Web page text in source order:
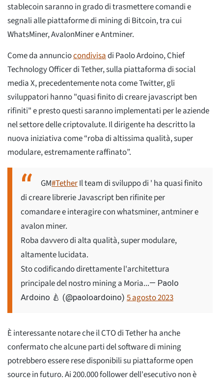
stablecoin saranno in grado di trasmettere comandi e
segnali alle piattaforme di mining di Bitcoin, tra cui
WhatsMiner, AvalonMiner e Antminer.
Come da annunciocondivisadi Paolo Ardoino, Chief
Technology Officer di Tether, sulla piattaforma di social
media X, precedentemente nota come Twitter, gli
sviluppatori hanno "quasi finito di creare javascript ben
rifiniti" e presto questi saranno implementati per le aziende
nel settore delle criptovalute. Il dirigente ha descritto la
nuova iniziativa come “roba di altissima qualità, super
modulare, estremamente raffinato”.
GM#TetherIl team di sviluppo di ' ha quasi finito
di creare librerie Javascript ben rifinite per
comandare e interagire con whatsminer, antminer e
avalon miner.
Roba davvero di alta qualità, super modulare,
altamente lucidata.
Sto codificando direttamente l'architettura
principale del nostro mining a Moria...— Paolo
Ardoino 🍐 (@paoloardoino) 5 agosto 2023
È interessante notare che il CTO di Tether ha anche
confermato che alcune parti del software di mining
potrebbero essere rese disponibili su piattaforme open
source in futuro. Ai 200.000 follower dell'esecutivo non è